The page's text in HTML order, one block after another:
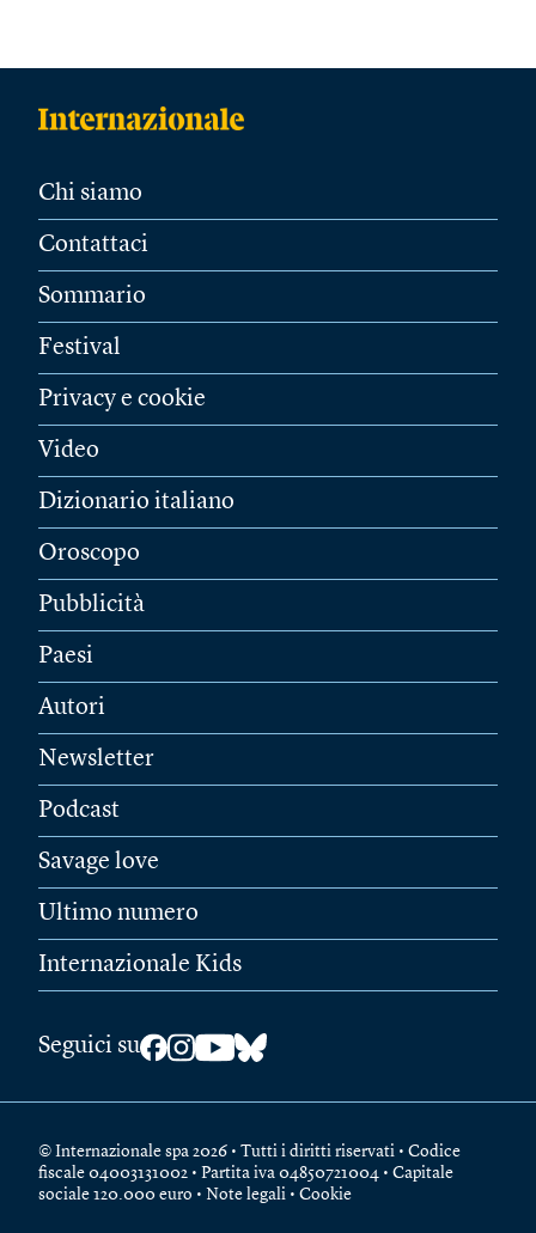
Chi siamo
Contattaci
Sommario
Festival
Privacy e cookie
Video
Dizionario italiano
Oroscopo
Pubblicità
Paesi
Autori
Newsletter
Podcast
Savage love
Ultimo numero
Internazionale Kids
Seguici su
© Internazionale spa 2026 • Tutti i diritti riservati • Codice
fiscale 04003131002 • Partita iva 04850721004 • Capitale
sociale 120.000 euro • Note legali • Cookie